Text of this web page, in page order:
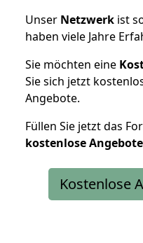
Unser Netzwerk ist
haben viele Jahre
Sie möchten eine
Sie sich jetzt
Angebote.
Füllen Sie jetzt das
kostenlose
Kostenlose